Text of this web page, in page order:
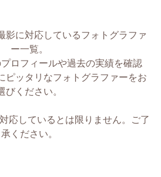
影に対応しているフォトグラファ
ー一覧。
ロフィールや過去の実績を確認
ピッタリなフォトグラファーをお
びください。
応しているとは限りません。ご了
承ください。